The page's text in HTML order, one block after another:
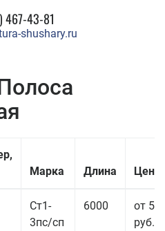
467-43-81
shushary.ru
Марка Длина Цена
Ст1-
3пс/сп
6000
от 53
руб.